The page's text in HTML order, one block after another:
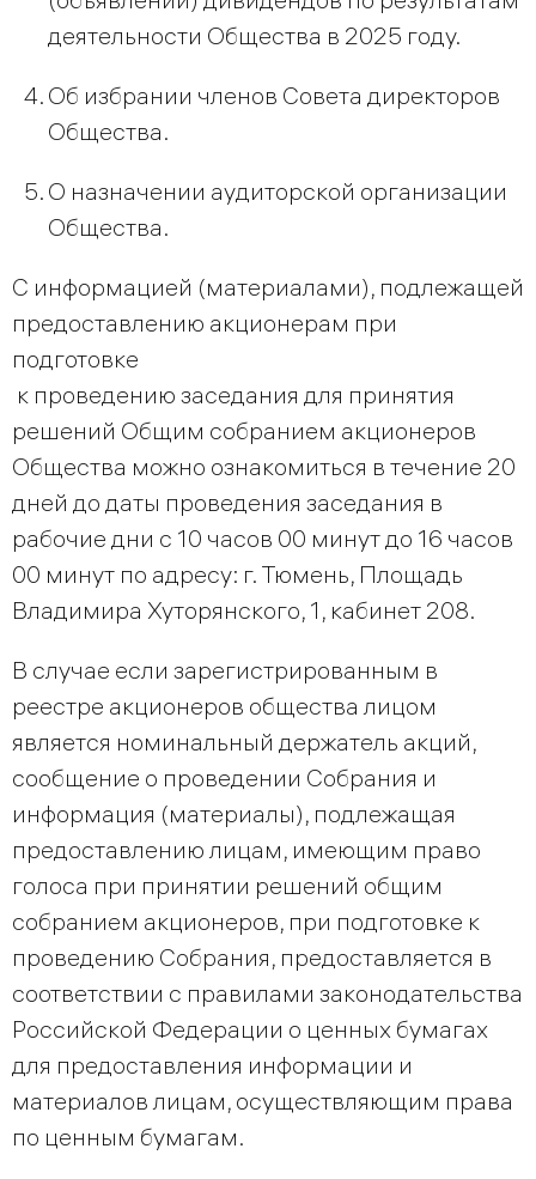
деятельности Общества в 2025 году.
Об избрании членов Совета директоров
Общества.
О назначении аудиторской организации
Общества.
С информацией (материалами), подлежащей
предоставлению акционерам при
подготовке
к проведению заседания для принятия
решений Общим собранием акционеров
Общества можно ознакомиться в течение 20
дней до даты проведения заседания в
рабочие дни с 10 часов 00 минут до 16 часов
00 минут по адресу: г. Тюмень, Площадь
Владимира Хуторянского, 1, кабинет 208.
В случае если зарегистрированным в
реестре акционеров общества лицом
является номинальный держатель акций,
сообщение о проведении Собрания и
информация (материалы), подлежащая
предоставлению лицам, имеющим право
голоса при принятии решений общим
собранием акционеров, при подготовке к
проведению Собрания, предоставляется в
соответствии с правилами законодательства
Российской Федерации о ценных бумагах
для предоставления информации и
материалов лицам, осуществляющим права
по ценным бумагам.